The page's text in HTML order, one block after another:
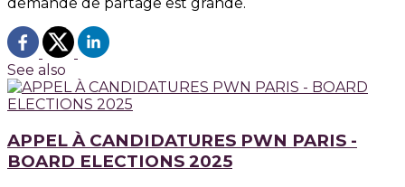
demande de partage est grande.
See also
APPEL À CANDIDATURES PWN PARIS -
BOARD ELECTIONS 2025